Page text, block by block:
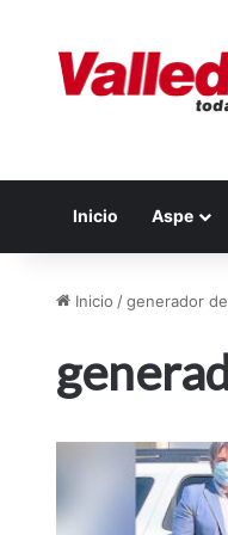
Inicio Aspe
Inicio /generador